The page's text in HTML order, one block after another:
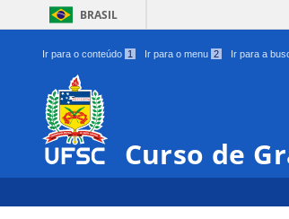
BRASIL
Ir para o conteúdo 1 Ir para o menu 2 Ir para a
Curso de